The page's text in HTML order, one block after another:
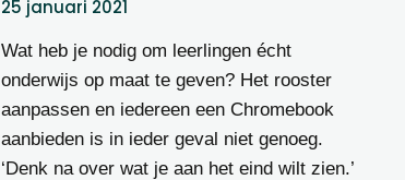
25 januari 2021
Wat heb je nodig om leerlingen écht
onderwijs op maat te geven? Het rooster
aanpassen en iedereen een Chromebook
aanbieden is in ieder geval niet genoeg.
‘Denk na over wat je aan het eind wilt zien.’